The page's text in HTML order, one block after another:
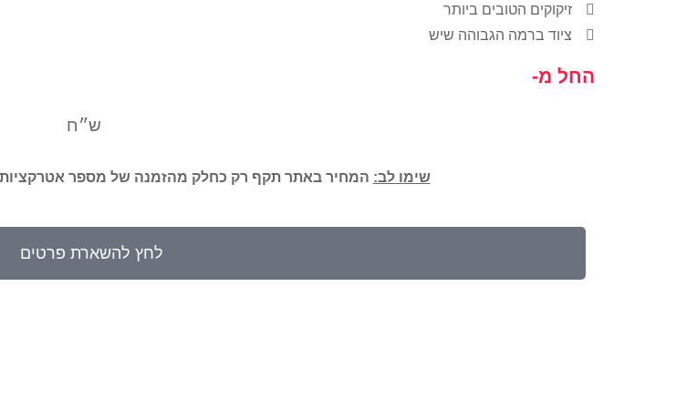
זיקוקים הטובים ביותר
ציוד ברמה הגבוהה שיש
החל מ-
ש״ח
שימו לב: המחיר באתר תקף רק כחלק מהזמנה של מספר
לחץ להשארת פרטים